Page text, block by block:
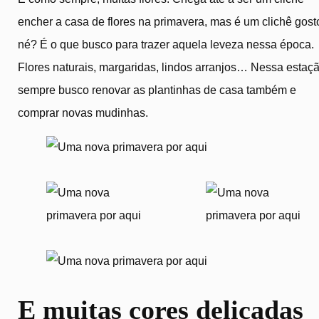
encher a casa de flores na primavera, mas é um clichê
né? É o que busco para trazer aquela leveza nessa época.
Flores naturais, margaridas, lindos arranjos… Nessa
sempre busco renovar as plantinhas de casa também e
comprar novas mudinhas.
E muitas cores delicadas